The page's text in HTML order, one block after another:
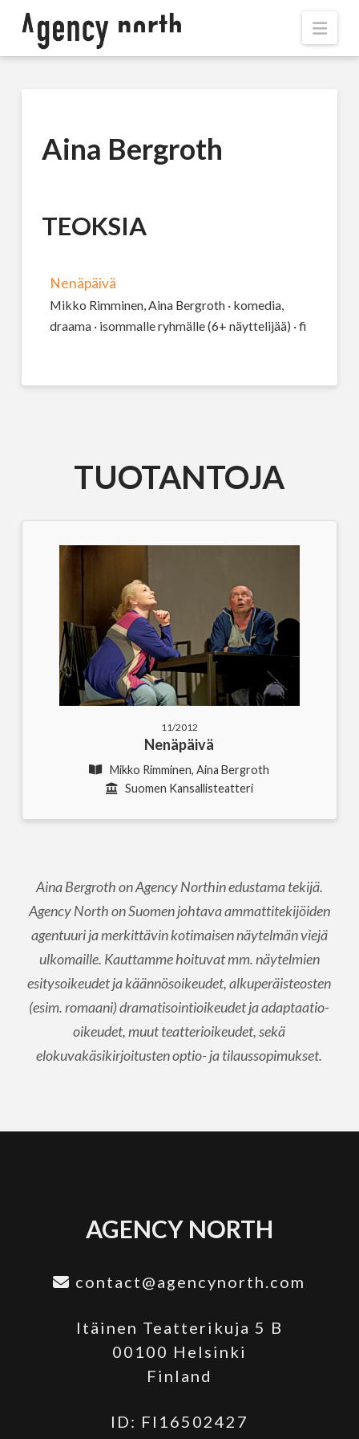
Aina Bergroth
TEOKSIA
Nenäpäivä
Mikko Rimminen, Aina Bergroth · komedia,
draama · isommalle ryhmälle (6+ näyttelijää) · fi
TUOTANTOJA
11/2012
Nenäpäivä
Mikko Rimminen, Aina Bergroth
Suomen Kansallisteatteri
Aina Bergroth on Agency Northin edustama tekijä.
Agency North on Suomen johtava ammattitekijöiden
agentuuri ja merkittävin kotimaisen näytelmän viejä
ulkomaille. Kauttamme hoituvat mm. näytelmien
esitysoikeudet ja käännösoikeudet, alkuperäisteosten
(esim. romaani) dramatisointioikeudet ja adaptaatio-
oikeudet, muut teatterioikeudet, sekä
elokuvakäsikirjoitusten optio- ja tilaussopimukset.
AGENCY NORTH
contact@agencynorth.com
Itäinen Teatterikuja 5 B
00100 Helsinki
Finland
ID: FI16502427